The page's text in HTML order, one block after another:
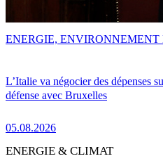
L’Italie va négocier des dépenses
défense avec Bruxelles
05.08.2026
ENERGIE, ENVIRONNEMENT
ENERGIE & CLIMAT